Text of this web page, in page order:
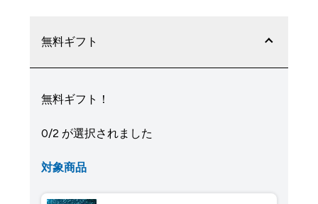
無料ギフト
無料ギフト！
0/2 が選択されました
対象商品